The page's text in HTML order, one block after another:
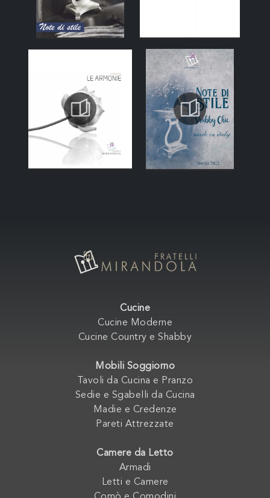
Cucine
Cucine Moderne
Cucine Country e Shabby
Mobili Soggiorno
Tavoli da Cucina e Pranzo
Sedie e Sgabelli da Cucina
Madie e Credenze
Pareti Attrezzate
Camere da Letto
Armadi
Letti e Camere